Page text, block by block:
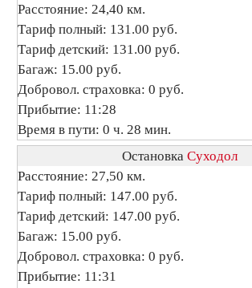
Расстояние: 24,40 км.
Тариф полный: 131.00 руб.
Тариф детский: 131.00 руб.
Багаж: 15.00 руб.
Добровол. страховка: 0 руб.
Прибытие: 11:28
Время в пути: 0 ч. 28 мин.
Остановка Суходол
Расстояние: 27,50 км.
Тариф полный: 147.00 руб.
Тариф детский: 147.00 руб.
Багаж: 15.00 руб.
Добровол. страховка: 0 руб.
Прибытие: 11:31